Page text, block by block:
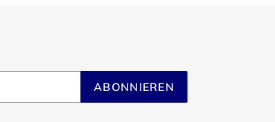
ABONNIEREN